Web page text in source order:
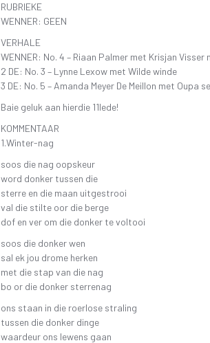
RUBRIEKE
WENNER: GEEN
VERHALE
WENNER: No. 4 – Riaan Palmer met Krisjan Visser
2 DE: No. 3 – Lynne Lexow met Wilde winde
3 DE: No. 5 – Amanda Meyer De Meillon met Oupa
Baie geluk aan hierdie 11lede!
KOMMENTAAR
1.Winter-nag
soos die nag oopskeur
word donker tussen die
sterre en die maan uitgestrooi
val die stilte oor die berge
dof en ver om die donker te voltooi
soos die donker wen
sal ek jou drome herken
met die stap van die nag
bo or die donker sterrenag
ons staan in die roerlose straling
tussen die donker dinge
waardeur ons lewens gaan